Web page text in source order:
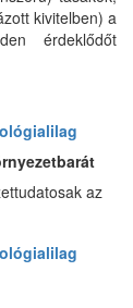
kivitelben) a
érdeklődőt
az